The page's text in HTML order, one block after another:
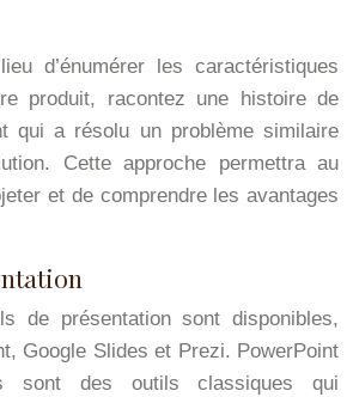
d’énumérer les caractéristiques
produit, racontez une histoire de
qui a résolu un problème similaire
Cette approche permettra au
et de comprendre les avantages
de présentation sont disponibles,
Google Slides et Prezi. PowerPoint
sont des outils classiques qui